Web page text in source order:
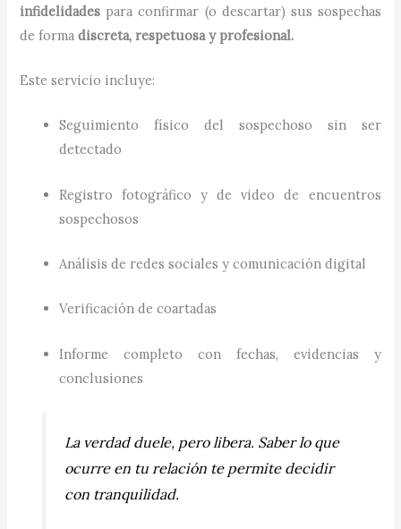
infidelidades para confirmar (o descartar) sus sospechas
de formadiscreta, respetuosa y profesional.
Este servicio incluye:
Seguimiento físico del sospechoso sin ser
detectado
Registro fotográfico y de video de encuentros
sospechosos
Análisis de redes sociales y comunicación digital
Verificación de coartadas
Informe completo con fechas, evidencias y
conclusiones
La verdad duele, pero libera. Saber lo que
ocurre en tu relación te permite decidir
con tranquilidad.